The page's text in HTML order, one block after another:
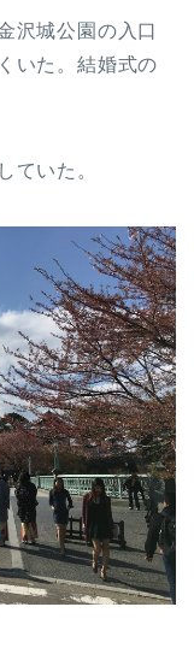
沢城公園の入口
いた。結婚式の
ていた。